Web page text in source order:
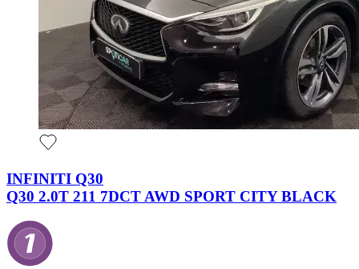
INFINITI Q30
Q30 2.0T 211 7DCT AWD SPORT CITY BLACK